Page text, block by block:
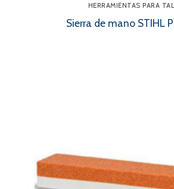
HERRAMIENTAS PARA
Sierra de mano STIHL